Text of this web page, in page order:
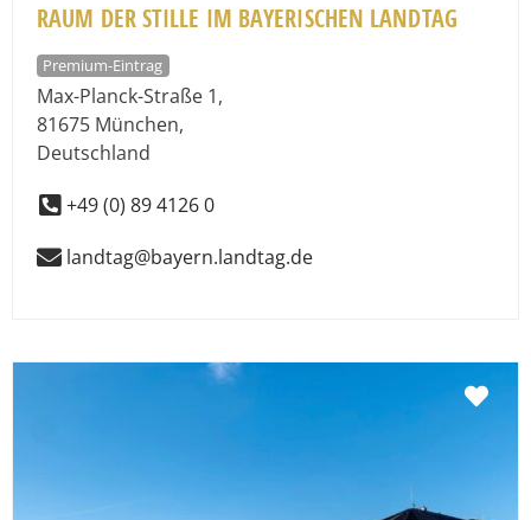
RAUM DER STILLE IM BAYERISCHEN LANDTAG
Premium-Eintrag
Max-Planck-Straße 1,
81675 München,
Deutschland
+49 (0) 89 4126 0
landtag@bayern.landtag.de